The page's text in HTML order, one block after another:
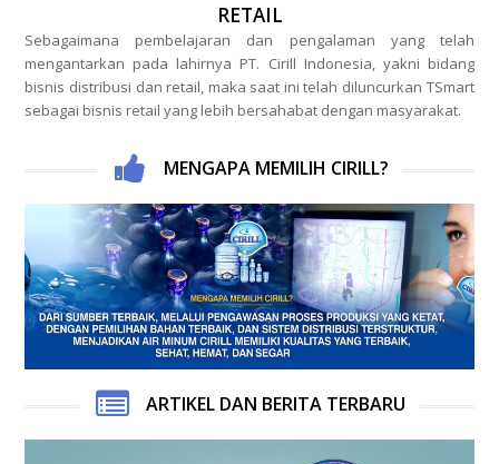
RETAIL
Sebagaimana pembelajaran dan pengalaman yang telah
mengantarkan pada lahirnya PT. Cirill Indonesia, yakni bidang
bisnis distribusi dan retail, maka saat ini telah diluncurkan TSmart
sebagai bisnis retail yang lebih bersahabat dengan masyarakat.
MENGAPA MEMILIH CIRILL?
ARTIKEL DAN BERITA TERBARU